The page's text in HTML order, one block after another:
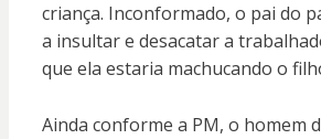
criança. Inconformado, o pai do
a insultar e desacatar a
que ela estaria machucando o
Ainda conforme a PM, o homem